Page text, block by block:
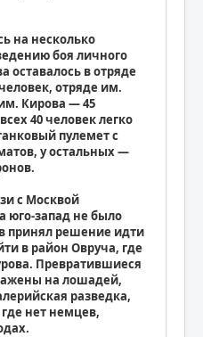
на несколько
боя личного
оставалось в отряде
отряде им.
Кирова — 45
40 человек легко
пулемет с
у остальных —
с Москвой
юго-запад не было
принял решение идти
в район Овруча, где
Превратившиеся
на лошадей,
разведка,
нет немцев,